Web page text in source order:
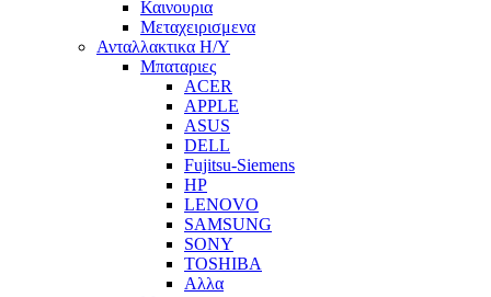
Καινουρια
Μεταχειρισμενα
Ανταλλακτικα H/Y
Μπαταριες
ACER
APPLE
ASUS
DELL
Fujitsu-Siemens
HP
LENOVO
SAMSUNG
SONY
TOSHIBA
Αλλα